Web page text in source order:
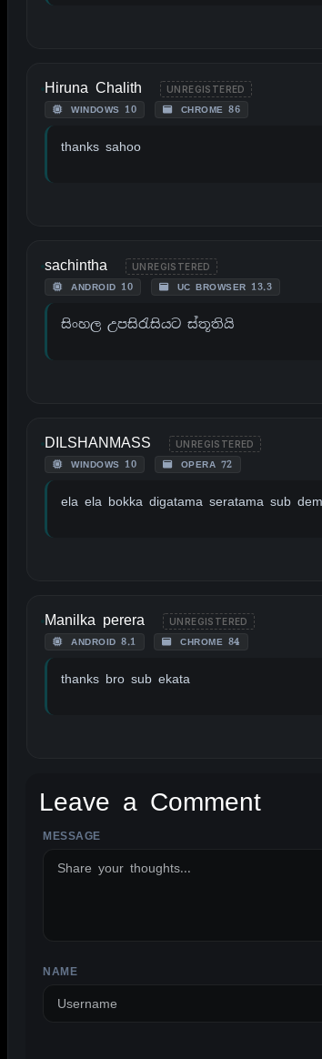
Hiruna Chalith UNREGISTERED
WINDOWS 10 CHROME 86
thanks sahoo
sachintha UNREGISTERED
ANDROID 10 UC BROWSER 13.3
සිංහල උපසිරැසියට ස්තූතියි
DILSHANMASS UNREGISTERED
WINDOWS 10 OPERA 72
ela ela bokka digatama seratama sub
Manilka perera UNREGISTERED
ANDROID 8.1 CHROME 84
thanks bro sub ekata
Leave a Comment
MESSAGE
NAME
ALTERNATIVE: